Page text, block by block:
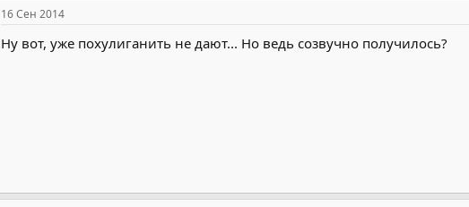
16 Сен 2014
Ну вот, уже похулиганить не дают... Но ведь созвучно получилось?